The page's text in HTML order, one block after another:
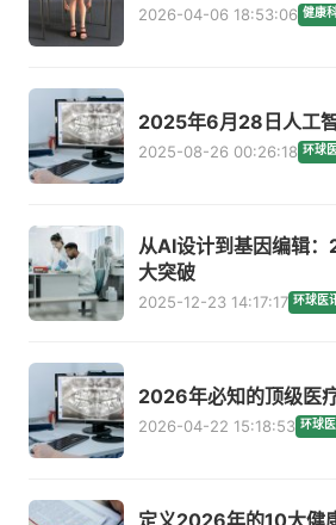
2026-04-06 18:53:06 健康
2025年6月28日人工
2025-08-26 00:26:18 环球
从AI设计到基因编辑
大突破
2025-12-23 14:17:17 环球医
2026年必知的顶级医
2026-04-22 15:18:53 环球
定义2026年的10大健